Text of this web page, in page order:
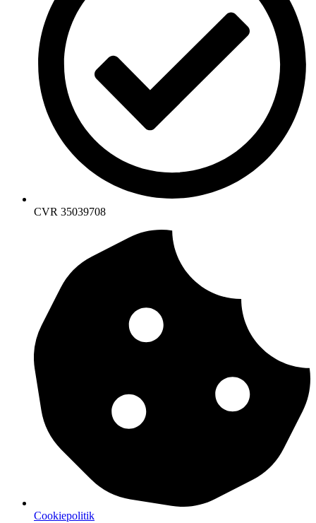
CVR 35039708
Cookiepolitik